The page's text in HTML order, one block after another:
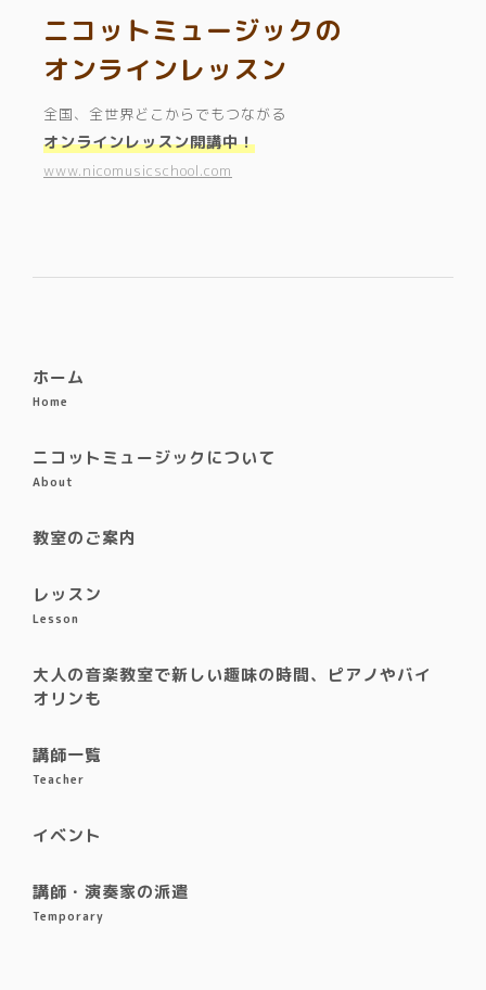
ニコットミュージックの
オンラインレッスン
全国、全世界どこからでもつながる
オンラインレッスン開講中！
www.nicomusicschool.com
ホーム
Home
ニコットミュージックについて
About
教室のご案内
レッスン
Lesson
大人の音楽教室で新しい趣味の時間、ピアノやバイ
オリンも
講師一覧
Teacher
イベント
講師・演奏家の派遣
Temporary